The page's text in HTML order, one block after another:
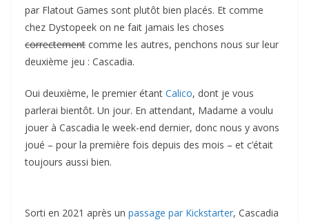
par Flatout Games sont plutôt bien placés. Et comme
chez Dystopeek on ne fait jamais les choses
correctement comme les autres, penchons nous sur leur
deuxième jeu : Cascadia.
Oui deuxième, le premier étant Calico, dont je vous
parlerai bientôt. Un jour. En attendant, Madame a voulu
jouer à Cascadia le week-end dernier, donc nous y avons
joué – pour la première fois depuis des mois – et c’était
toujours aussi bien.
Sorti en 2021 après un passage par Kickstarter, Cascadia